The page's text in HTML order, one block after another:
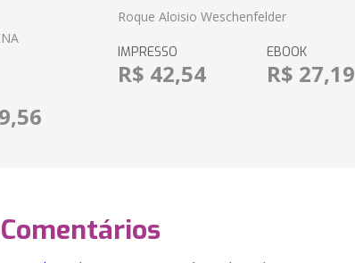
Roque Aloisio Weschenfelder
IMPRESSO
R$ 42,54
EBOOK
R$ 27,19
Comentários